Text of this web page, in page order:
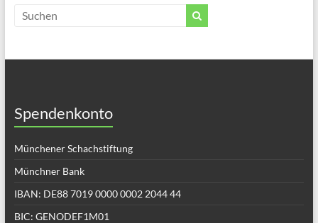
Spendenkonto
Münchener Schachstiftung
Münchner Bank
IBAN: DE88 7019 0000 0002 2044 44
BIC: GENODEF1M01